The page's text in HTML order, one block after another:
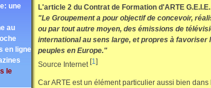
une
au
en ligne
le
L'article 2 du Contrat de Formation d'ARTE
"Le Groupement a pour objectif de concevoir,
ou par tout autre moyen, des émissions de
international au sens large, et propres à
peuples en Europe."
Source Internet [1]
Car ARTE est un élément particulier aussi bien